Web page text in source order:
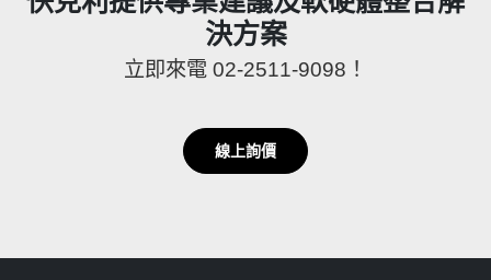
決方案
立即來電 02-2511-9098！
線上詢價